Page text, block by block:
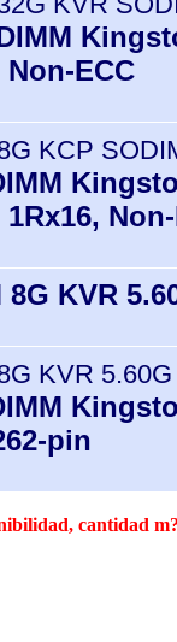
Non-ECC
KCP
1Rx16,
8G KVR
KVR
pin
cantidad